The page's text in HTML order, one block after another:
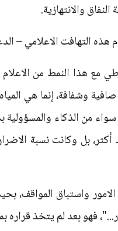
والانتهازية.
هذه التهافت الاعلامي –
مع هذا النمط من
وشفافة، إنما هي
من الذكاء والمسؤولية
بل وكانت نسبة
واستباق المواقف،
فهو بعد لم يتخذ قراره